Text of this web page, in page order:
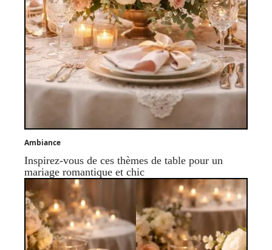
Ambiance
Inspirez-vous de ces thèmes de table pour un
mariage romantique et chic